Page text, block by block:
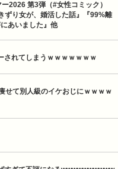
2026 第3弾（#女性コミック）
ずり女が、婚活した話』『99%離
あいました』他
されてしまうｗｗｗｗｗｗｗ
せて別人級のイケおじにｗｗｗｗ